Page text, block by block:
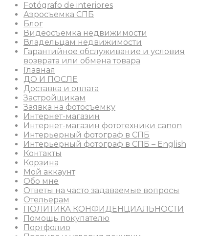
Fotógrafo de interiores
Аэросъемка СПБ
Блог
Видеосъемка недвижимости
Владельцам недвижимости
Гарантийное обслуживание и условия
возврата или обмена товара
Главная
ДО И ПОСЛЕ
Доставка и оплата
Застройщикам
Заявка на фотосъемку
Интернет-магазин
Интернет-магазин фототехники canon
Интерьерный фотограф в СПБ
Интерьерный фотограф в СПБ – English
Контакты
Корзина
Мой аккаунт
Обо мне
Ответы на часто задаваемые вопросы
Отельерам
ПОЛИТИКА КОНФИДЕНЦИАЛЬНОСТИ
Помощь покупателю
Портфолио